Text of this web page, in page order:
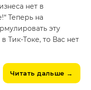
нет в
Теперь на
эту
Тик-Tоке, то Вас нет
Читать дальше →